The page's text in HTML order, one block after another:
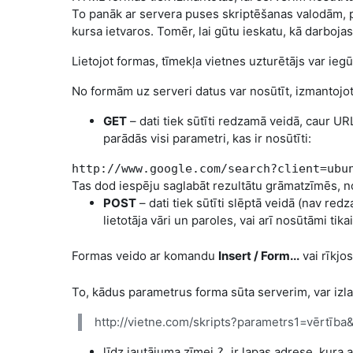
To panāk ar servera puses skriptēšanas valodām,
kursa ietvaros. Tomēr, lai gūtu ieskatu, kā
Lietojot formas, tīmekļa vietnes uzturētājs var
No formām uz serveri datus var nosūtīt,
GET – dati tiek sūtīti redzamā veidā, caur
parādās visi parametri, kas ir nosūtīti:
http://www.google.com/
Tas dod iespēju saglabāt rezultātu grāmatzīmēs,
POST – dati tiek sūtīti slēptā veidā (nav
lietotāja vāri un paroles, vai arī nosūtāmi
Formas veido ar komandu Insert / Form... vai
To, kādus parametrus forma sūta serverim, var
http://vietne.com/